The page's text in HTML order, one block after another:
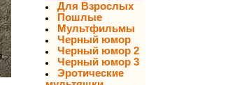
Для Взрослых
Пошлые
Мультфильмы
Черный юмор
Черный юмор 2
Черный юмор 3
Эротические